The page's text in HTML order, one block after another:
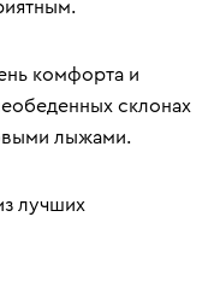
комфорта и
склонах
лыжами.
лучших